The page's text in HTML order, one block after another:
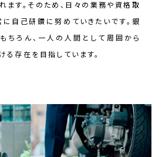
ます。そのため、日々の業務や資格取
に自己研鑽に努めていきたいです。銀
ちろん、一人の人間として周囲から
る存在を目指しています。